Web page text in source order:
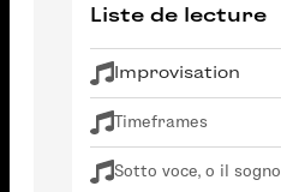
Liste de lecture
Improvisation
Timeframes
Sotto voce, o il sogno